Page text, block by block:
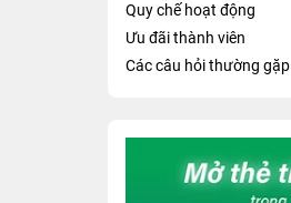
Quy chế hoạt động
Ưu đãi thành viên
Các câu hỏi thường gặp